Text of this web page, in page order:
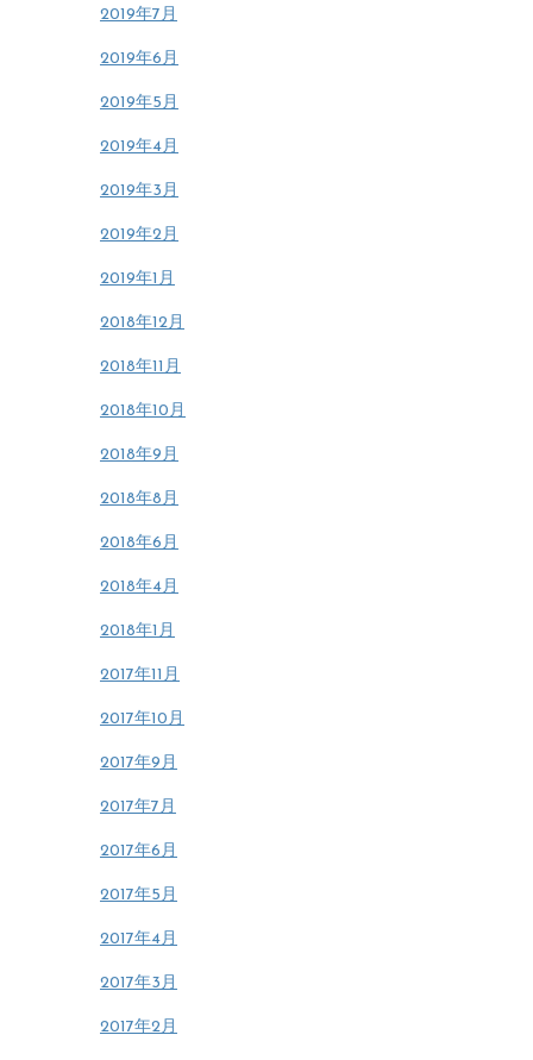
2019年7月
2019年6月
2019年5月
2019年4月
2019年3月
2019年2月
2019年1月
2018年12月
2018年11月
2018年10月
2018年9月
2018年8月
2018年6月
2018年4月
2018年1月
2017年11月
2017年10月
2017年9月
2017年7月
2017年6月
2017年5月
2017年4月
2017年3月
2017年2月